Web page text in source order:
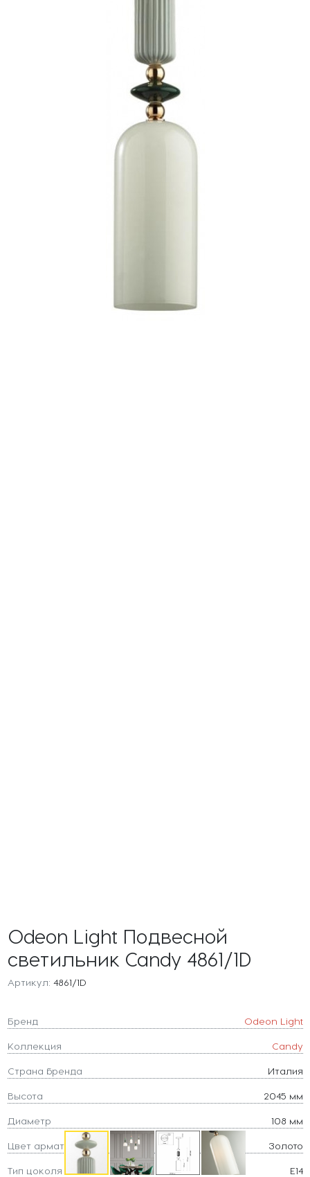
Odeon Light Подвесной
светильник Candy 4861/1D
Артикул: 4861/1D
Бренд Odeon Light
Коллекция Candy
Страна бренда Италия
Высота 2045 мм
Диаметр 108 мм
Цвет арматуры Золото
Тип цоколя E14